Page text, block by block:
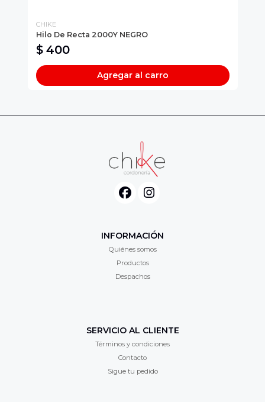
CHIKE
Hilo De Recta 2000Y NEGRO
$ 400
Agregar al carro
INFORMACIÓN
Quiénes somos
Productos
Despachos
SERVICIO AL CLIENTE
Términos y condiciones
Contacto
Sigue tu pedido